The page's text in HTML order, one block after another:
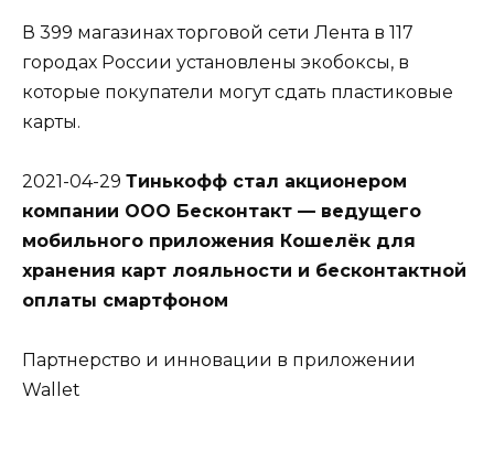
В 399 магазинах торговой сети Лента в 117
городах России установлены экобоксы, в
которые покупатели могут сдать пластиковые
карты.
2021-04-29 Тинькофф стал акционером
компании OOO Бесконтакт — ведущего
мобильного приложения Кошелёк для
хранения карт лояльности и бесконтактной
оплаты смартфоном
Партнерство и инновации в приложении
Wallet